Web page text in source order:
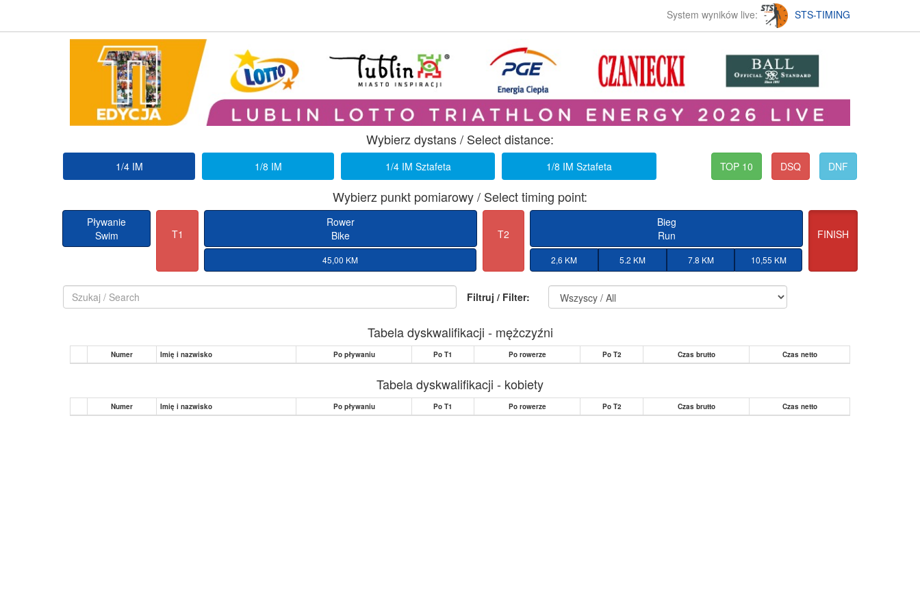
System wyników live: STS-TIMING
Wybierz dystans / Select distance:
1/4 IM 1/8 IM 1/4 IM Sztafeta 1/8 IM Sztafeta TOP 10 DSQ DNF
Wybierz punkt pomiarowy / Select timing point:
Pływanie
Swim
T1
Rower
Bike
45,00 KM
T2
Bieg
Run
2,6 KM 5.2 KM 7.8 KM 10,55 KM
FINISH
Filtruj / Filter:
Tabela dyskwalifikacji - mężczyźni
Numer Imię i nazwisko Po pływaniu Po T1 Po rowerze Po T2 Czas brutto Czas netto
Tabela dyskwalifikacji - kobiety
Numer Imię i nazwisko Po pływaniu Po T1 Po rowerze Po T2 Czas brutto Czas netto